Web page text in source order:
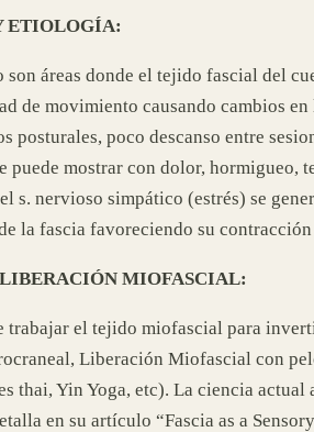
ETIOLOGÍA:
son áreas donde el tejido fascial del
de movimiento causando cambios
posturales, poco descanso entre
puede mostrar con dolor,
s. nervioso simpático (estrés) se
la fascia favoreciendo su
MIOFASCIAL:
trabajar el tejido miofascial para
Liberación Miofascial con
thai, Yin Yoga, etc). La ciencia
en su artículo “Fascia as a